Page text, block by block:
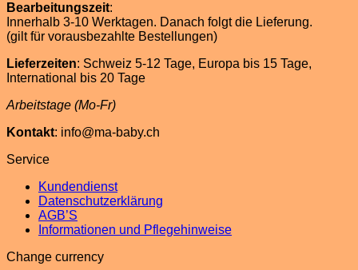
Bearbeitungszeit:
Innerhalb 3-10 Werktagen. Danach folgt die Lieferung.
(gilt für vorausbezahlte Bestellungen)
Lieferzeiten: Schweiz 5-12 Tage, Europa bis 15 Tage,
International bis 20 Tage
Arbeitstage (Mo-Fr)
Kontakt: info@ma-baby.ch
Service
Kundendienst
Datenschutzerklärung
AGB’S
Informationen und Pflegehinweise
Change currency